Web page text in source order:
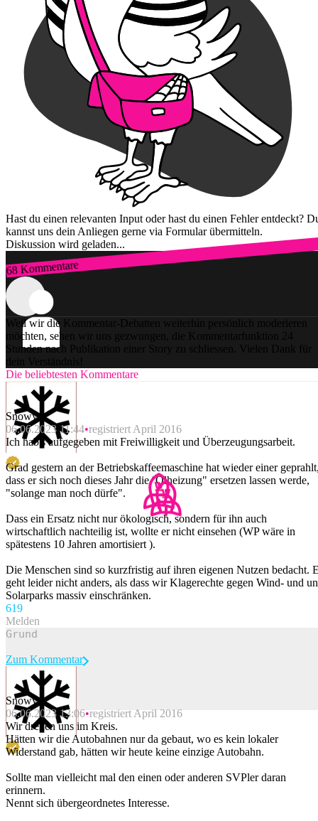
Hast du einen relevanten Input oder hast du einen Fehler entdeckt?
kannst uns dein Anliegen gerne via Formular übermitteln.
Diskussion wird geladen...
68 Kommentare
Zum Login
Weil wir die Kommentar-Debatten weiterhin persönlich moderieren
möchten, sehen wir uns gezwungen, die Kommentarfunktion 24
Stunden nach Publikation einer Story zu schliessen. Vielen Dank für
dein Verständnis!
Die beliebtesten Kommentare
Snowy
06.06.2023 11:44 registriert April 2016
Ich hab's aufgegeben mit Freiwilligkeit und Überzeugungsarbeit.
Grad gestern an der Betriebskaffeemaschine hat wieder einer
dass er sich noch dieses Jahr die ¨Ölheizung" ersetzen lassen werde,
"solange man noch dürfe".
Dass ein Ersatz nicht nur ökologisch, sondern für ihn auch
wirtschaftlich nachteilig ist, wollte er nicht einsehen (WP wäre in
spätestens 10 Jahren amortisiert ).
Die Menschen sind so kurzfristig auf ihren eigenen Nutzen bedacht.
geht leider nicht anders, als dass wir Klagerechte gegen Wind- und
Solarparks massiv einschränken.
619
Melden
Beitrag melden
Zum Kommentar
Snowy
06.06.2023 13:06 registriert April 2016
Wir drehen uns im Kreis.
Hätten wir die Autobahnen nur da gebaut, wo es kein lokaler
Widerstand gab, hätten wir heute keine einzige Autobahn.
Sollte man vielleicht mal den einen oder anderen SVPler daran
erinnern.
Nennt sich übergeordnetes Interesse.